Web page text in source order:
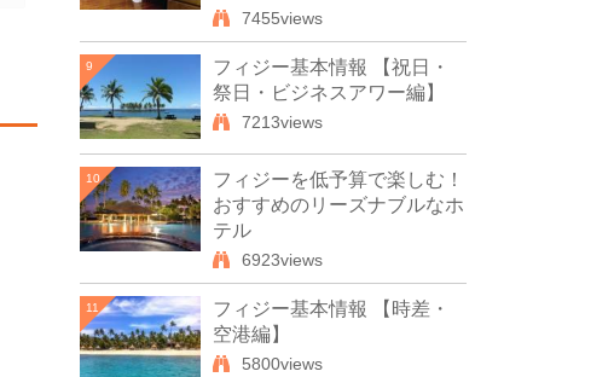
7455views
9
フィジー基本情報 【祝日・
祭日・ビジネスアワー編】
7213views
10
フィジーを低予算で楽しむ！
おすすめのリーズナブルなホ
テル
6923views
11
フィジー基本情報 【時差・
空港編】
5800views